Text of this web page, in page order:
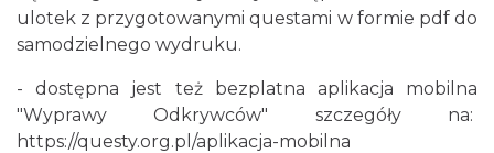
ulotek z przygotowanymi questami w formie pdf do
samodzielnego wydruku.
- dostępna jest też bezplatna aplikacja mobilna
"Wyprawy Odkrywców" szczegóły na:
https://questy.org.pl/aplikacja-mobilna